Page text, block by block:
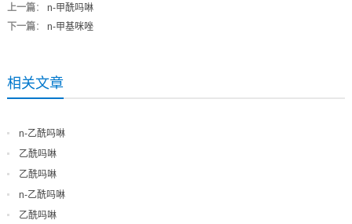
上一篇： n-甲酰吗啉
下一篇： n-甲基咪唑
相关文章
n-乙酰吗啉
乙酰吗啉
乙酰吗啉
n-乙酰吗啉
乙酰吗啉